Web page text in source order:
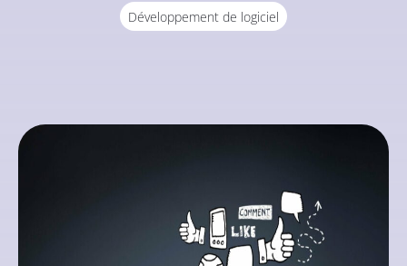
Développement de logiciel